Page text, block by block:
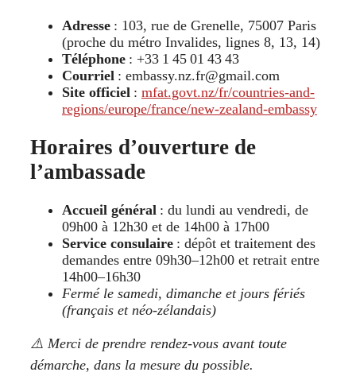
Adresse : 103, rue de Grenelle, 75007 Paris
(proche du métro Invalides, lignes 8, 13, 14)
Téléphone : +33 1 45 01 43 43
Courriel : embassy.nz.fr@gmail.com
Site officiel : mfat.govt.nz/fr/countries-and-
regions/europe/france/new-zealand-embassy
Horaires d’ouverture de
l’ambassade
Accueil général : du lundi au vendredi, de
09h00 à 12h30 et de 14h00 à 17h00
Service consulaire : dépôt et traitement des
demandes entre 09h30–12h00 et retrait entre
14h00–16h30
Fermé le samedi, dimanche et jours fériés
(français et néo‑zélandais)
⚠️ Merci de prendre rendez-vous avant toute
démarche, dans la mesure du possible.